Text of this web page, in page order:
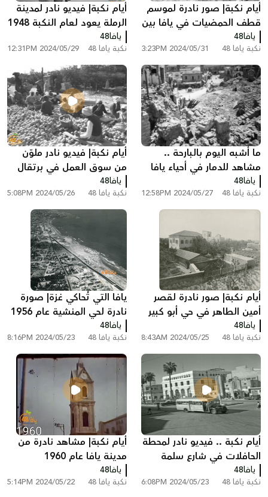
أيام نكبة| صور نادرة لموسم
قطف الحمضيات في يافا بين
أعوام 1940 - 1946
يافا48
نكبة يافا 48 2024/05/31 3:23PM
أيام نكبة| فيديو نادر لمدينة
الرملة يعود لعام النكبة 1948
يافا48
نكبة يافا 48 2024/05/29 12:31PM
ما أشبه اليوم بالبارحة ..
مشاهد للدمار في أحياء يافا
بعد ثورة عام 1936
يافا48
نكبة يافا 48 2024/05/27 12:58PM
أيام نكبة| فيديو نادر ملوّن
من سوق العمل في برتقال
يافا قبل النكبة
يافا48
نكبة يافا 48 2024/05/26 5:08PM
أيام نكبة| صور نادرة لقصر
أمين الطاهر في حي أبو كبير
بمدينة يافا عام 1935
يافا48
نكبة يافا 48 2024/05/25 8:43AM
يافا التي تُحاكي غزة| صورة
نادرة لحي المنشية عام 1956
يافا48
نكبة يافا 48 2024/05/23 8:16PM
أيام نكبة .. فيديو نادر لمحطة
الحافلات في شارع سلمة
شرق مدينة يافا 1946
يافا48
نكبة يافا 48 2024/05/23 6:08PM
أيام نكبة| مشاهد نادرة من
مدينة يافا عام 1960
يافا48
نكبة يافا 48 2024/05/22 5:14PM